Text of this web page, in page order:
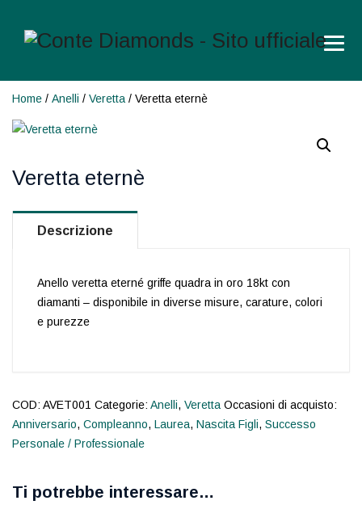
Home / Anelli / Veretta / Veretta eternè
Veretta eternè
Descrizione
Anello veretta eterné griffe quadra in oro 18kt con
diamanti – disponibile in diverse misure, carature, colori
e purezze
COD: AVET001 Categorie: Anelli, Veretta Occasioni di acquisto:
Anniversario, Compleanno, Laurea, Nascita Figli, Successo
Personale / Professionale
Ti potrebbe interessare…